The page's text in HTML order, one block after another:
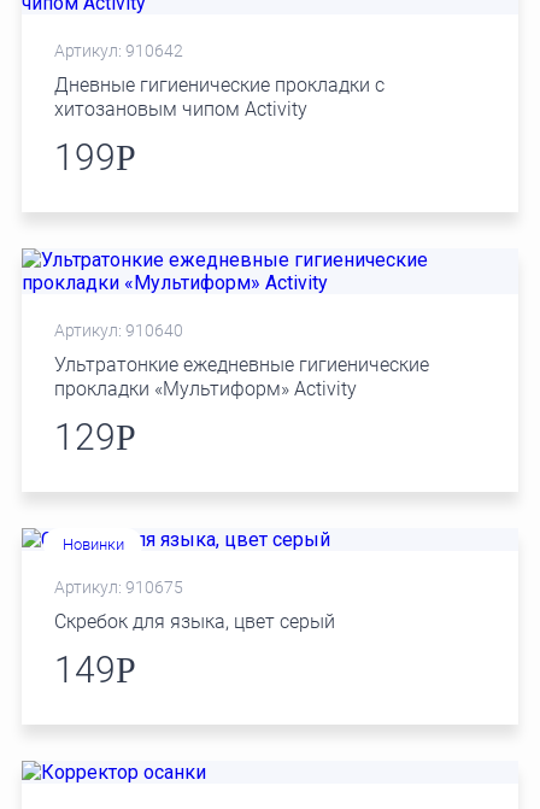
Артикул: 910642
Дневные гигиенические прокладки с
хитозановым чипом Activity
199Р
Артикул: 910640
Ультратонкие ежедневные гигиенические
прокладки «Мультиформ» Activity
129Р
Новинки
Артикул: 910675
Скребок для языка, цвет серый
149Р